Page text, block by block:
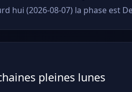
hui (2026-08-07) la phase est
pleines lunes